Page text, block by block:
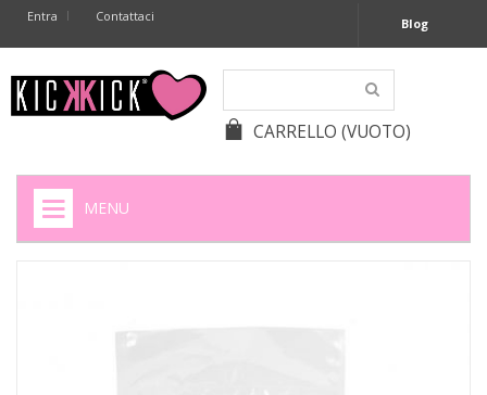
Entra Contattaci Blog
CARRELLO (VUOTO)
MENU